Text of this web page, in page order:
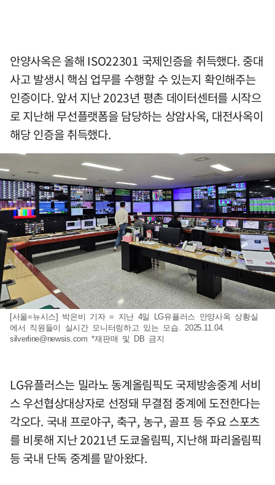
안양사옥은 올해 ISO22301 국제인증을 취득했다. 중대
사고 발생시 핵심 업무를 수행할 수 있는지 확인해주는
인증이다. 앞서 지난 2023년 평촌 데이터센터를 시작으
로 지난해 무선플랫폼을 담당하는 상암사옥, 대전사옥이
해당 인증을 취득했다.
[서울=뉴시스] 박은비 기자 = 지난 4일 LG유플러스 안양사옥 상황실
에서 직원들이 실시간 모니터링하고 있는 모습. 2025.11.04.
silverline@newsis.com *재판매 및 DB 금지
LG유플러스는 밀라노 동계올림픽도 국제방송중계 서비
스 우선협상대상자로 선정돼 무결점 중계에 도전한다는
각오다. 국내 프로야구, 축구, 농구, 골프 등 주요 스포츠
를 비롯해 지난 2021년 도쿄올림픽, 지난해 파리올림픽
등 국내 단독 중계를 맡아왔다.